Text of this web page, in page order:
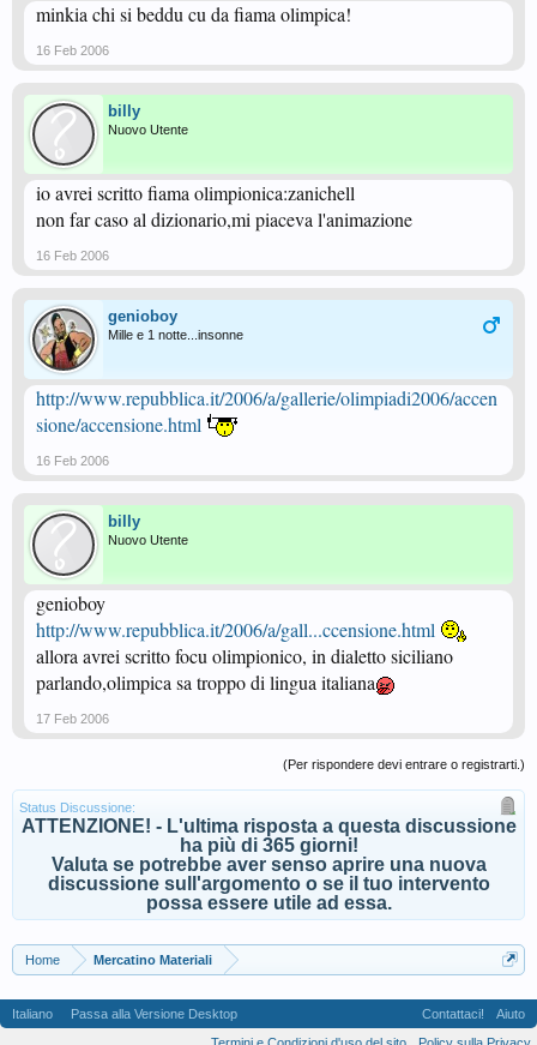
minkia chi si beddu cu da fiama olimpica!
16 Feb 2006
billy
Nuovo Utente
io avrei scritto fiama olimpionica:zanichell
non far caso al dizionario,mi piaceva l'animazione
16 Feb 2006
genioboy
Mille e 1 notte...insonne
http://www.repubblica.it/2006/a/gallerie/olimpiadi2006/accen
sione/accensione.html
16 Feb 2006
billy
Nuovo Utente
genioboy
http://www.repubblica.it/2006/a/gall...ccensione.html
allora avrei scritto focu olimpionico, in dialetto siciliano
parlando,olimpica sa troppo di lingua italiana
17 Feb 2006
(Per rispondere devi entrare o registrarti.)
Status Discussione:
ATTENZIONE! - L'ultima risposta a questa discussione
ha più di 365 giorni!
Valuta se potrebbe aver senso aprire una nuova
discussione sull'argomento o se il tuo intervento
possa essere utile ad essa.
Home Mercatino Materiali
Italiano Passa alla Versione Desktop Contattaci!
Aiuto